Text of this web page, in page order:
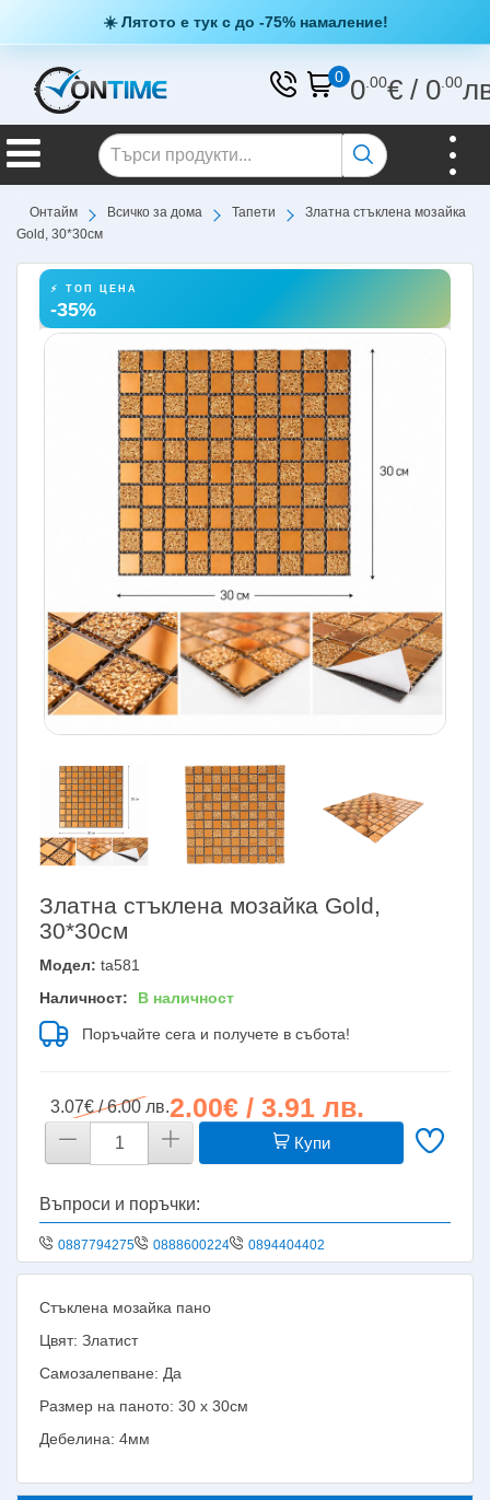
☀️ Лятото е тук с до -75% намаление!
0 0.00€/ 0.00
Онтайм Всичко за дома Тапети
Златна стъклена мозайка
Gold, 30*30см
⚡ ТОП ЦЕНА
-35%
Златна стъклена мозайка Gold,
30*30см
Модел: ta581
Наличност:
В наличност
Поръчайте сега и получете в събота!
3.07€ / 6.00 лв.2.00€ / 3.91 лв.
Купи
Въпроси и поръчки:
0887794275 0888600224 0894404402
Стъклена мозайка пано
Цвят: Златист
Самозалепване: Да
Размер на паното: 30 х 30см
Дебелина: 4мм